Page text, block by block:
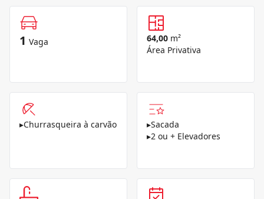
1 Vaga 64,00 m²
Área Privativa
▸Churrasqueira à carvão ▸Sacada
▸2 ou + Elevadores